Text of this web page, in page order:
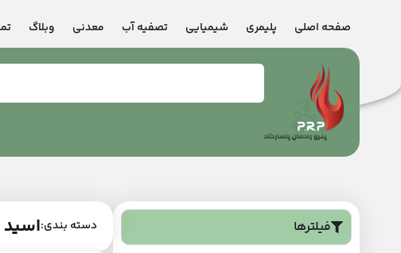
صفحه اصلی پلیمری شیمیایی تصفیه آب معدنی وبلاگ
فیلترها دسته بندی: